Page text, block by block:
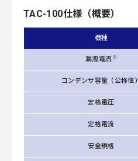
TAC-100仕様（概要）
機種
漏洩電流 ※
コンデンサ容量（公称値）
定格電圧
定格電流
安全規格